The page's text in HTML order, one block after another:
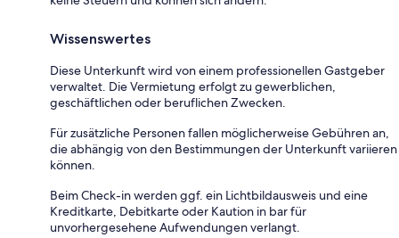
Wissenswertes
Diese Unterkunft wird von einem professionellen Gastgeber
verwaltet. Die Vermietung erfolgt zu gewerblichen,
geschäftlichen oder beruflichen Zwecken.
Für zusätzliche Personen fallen möglicherweise Gebühren an,
die abhängig von den Bestimmungen der Unterkunft variieren
können.
Beim Check-in werden ggf. ein Lichtbildausweis und eine
Kreditkarte, Debitkarte oder Kaution in bar für
unvorhergesehene Aufwendungen verlangt.